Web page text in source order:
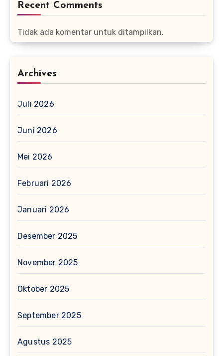
Recent Comments
Tidak ada komentar untuk ditampilkan.
Archives
Juli 2026
Juni 2026
Mei 2026
Februari 2026
Januari 2026
Desember 2025
November 2025
Oktober 2025
September 2025
Agustus 2025